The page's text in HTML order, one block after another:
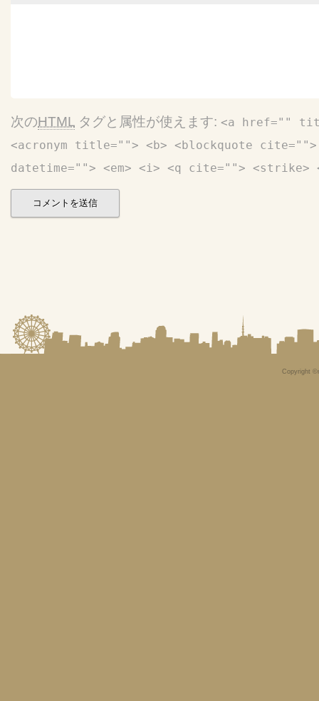
次のHTML タグと属性が使えます: <a href=""
<acronym title=""> <b> <blockquote
datetime=""> <em> <i> <q cite=""> <strike>
Copyright